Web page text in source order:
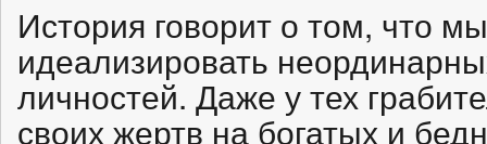
История говорит о том, что
идеализировать
личностей. Даже у тех
своих жертв на богатых и